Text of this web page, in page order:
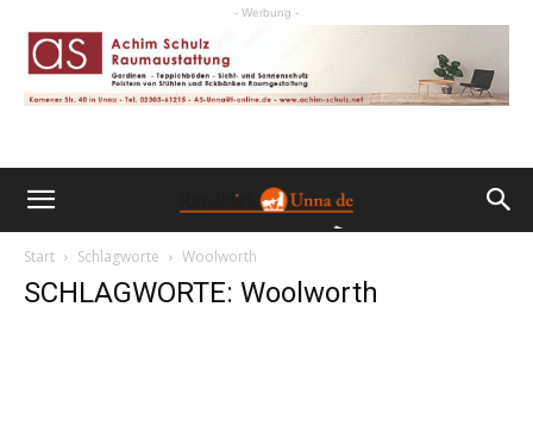
- Werbung -
Start Schlagworte Woolworth
SCHLAGWORTE: Woolworth